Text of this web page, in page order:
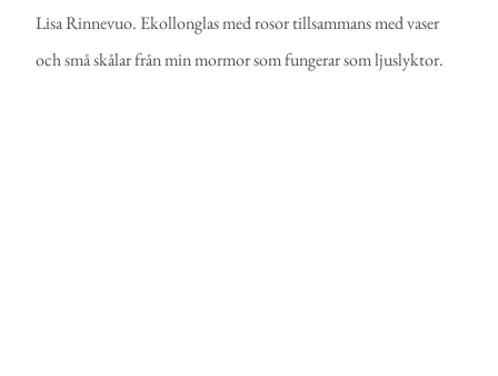
Lisa Rinnevuo. Ekollonglas med rosor tillsammans med vaser
och små skålar från min mormor som fungerar som ljuslyktor.